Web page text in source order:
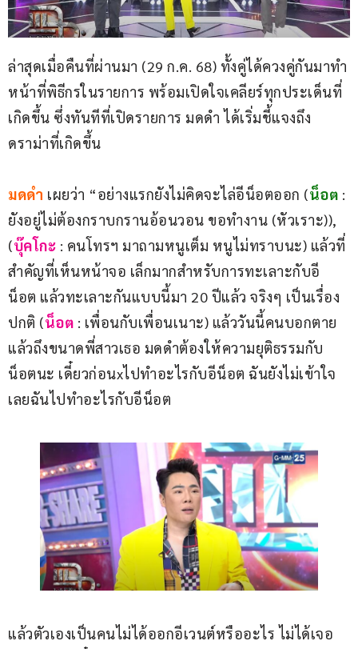
ล่าสุดเมื่อคืนที่ผ่านมา (29 ก.ค. 68) ทั้งคู่ได้ควงคู่กันมาทำ
หน้าที่พิธีกรในรายการ พร้อมเปิดใจเคลียร์ทุกประเด็นที่
เกิดขึ้น ซึ่งทันทีที่เปิดรายการ มดดำ ได้เริ่มชี้แจงถึง
ดราม่าที่เกิดขึ้น
มดดำ เผยว่า “อย่างแรกยังไม่คิดจะไล่อีน็อตออก (น็อต :
ยังอยู่ไม่ต้องกราบกรานอ้อนวอน ขอทำงาน (หัวเราะ)),
(บุ๊คโกะ : คนโทรฯ มาถามหนูเต็ม หนูไม่ทราบนะ) แล้วที่
สำคัญที่เห็นหน้าจอ เล็กมากสำหรับการทะเลาะกับอี
น็อต แล้วทะเลาะกันแบบนี้มา 20 ปีแล้ว จริงๆ เป็นเรื่อง
ปกติ (น็อต : เพื่อนกับเพื่อนเนาะ) แล้ววันนี้คนบอกตาย
แล้วถึงขนาดพี่สาวเธอ มดดำต้องให้ความยุติธรรมกับ
น็อตนะ เดี๋ยวก่อนxไปทำอะไรกับอีน็อต ฉันยังไม่เข้าใจ
เลยฉันไปทำอะไรกับอีน็อต
แล้วตัวเองเป็นคนไม่ได้ออกอีเวนต์หรืออะไร ไม่ได้เจอ